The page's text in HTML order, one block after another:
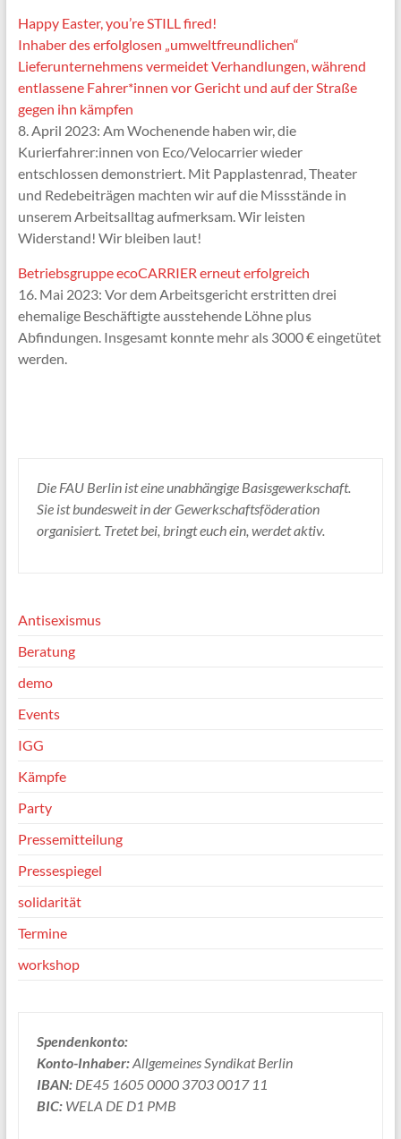
Happy Easter, you’re STILL fired!
Inhaber des erfolglosen „umweltfreundlichen“
Lieferunternehmens vermeidet Verhandlungen, während
entlassene Fahrer*innen vor Gericht und auf der Straße
gegen ihn kämpfen
8. April 2023: Am Wochenende haben wir, die
Kurierfahrer:innen von Eco/Velocarrier wieder
entschlossen demonstriert. Mit Papplastenrad, Theater
und Redebeiträgen machten wir auf die Missstände in
unserem Arbeitsalltag aufmerksam. Wir leisten
Widerstand! Wir bleiben laut!
Betriebsgruppe ecoCARRIER erneut erfolgreich
16. Mai 2023: Vor dem Arbeitsgericht erstritten drei
ehemalige Beschäftigte ausstehende Löhne plus
Abfindungen. Insgesamt konnte mehr als 3000 € eingetütet
werden.
Die FAU Berlin ist eine unabhängige Basisgewerkschaft.
Sie ist bundesweit in der Gewerkschaftsföderation
organisiert. Tretet bei, bringt euch ein, werdet aktiv.
Antisexismus
Beratung
demo
Events
IGG
Kämpfe
Party
Pressemitteilung
Pressespiegel
solidarität
Termine
workshop
Spendenkonto:
Konto-Inhaber:Allgemeines Syndikat Berlin
IBAN:DE45 1605 0000 3703 0017 11
BIC:WELA DE D1 PMB